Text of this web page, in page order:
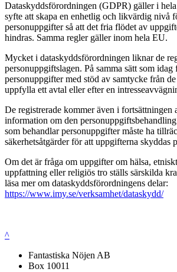
Dataskyddsförordningen (GDPR) gäller i
syfte att skapa en enhetlig och likvärdig nivå
personuppgifter så att det fria flödet av
hindras. Samma regler gäller inom hela EU.
Mycket i dataskyddsförordningen liknar de
personuppgiftslagen. På samma sätt som idag
personuppgifter med stöd av samtycke från
uppfylla ett avtal eller efter en
De registrerade kommer även i fortsättningen
information om den
som behandlar personuppgifter måste ha
säkerhetsåtgärder för att uppgifterna skyddas
Om det är fråga om uppgifter om hälsa,
uppfattning eller religiös tro ställs särskilda
läsa mer om dataskyddsförordningens delar:
https://www.imy.se/verksamhet/dataskydd/
^
Fantastiska Nöjen AB
Box 10011